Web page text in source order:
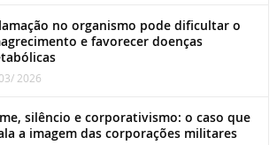
no organismo pode dificultar o
e favorecer doenças
2026
silêncio e corporativismo: o caso que
a imagem das corporações militares